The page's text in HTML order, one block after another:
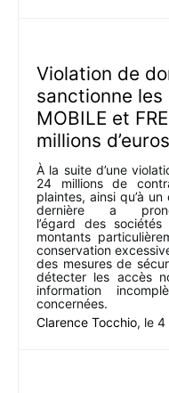
Violation de
sanctionne les
MOBILE et
millions d’euros
À la suite d’une
24 millions de
plaintes, ainsi qu’à
dernière a
l’égard des
montants
conservation
des mesures de
détecter les accès
information
concernées.
Clarence Tocchio, le 4